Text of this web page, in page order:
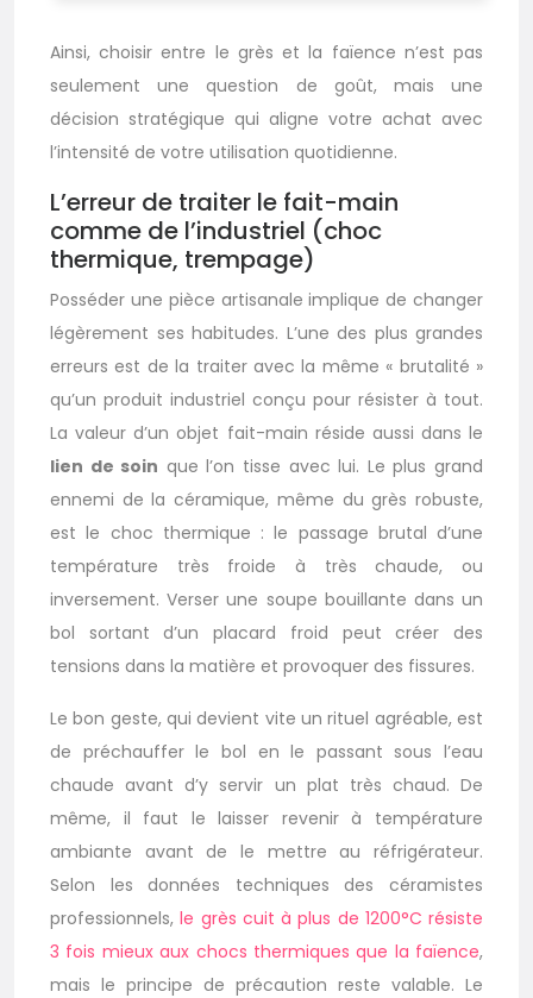
Ainsi, choisir entre le grès et la faïence n’est pas
seulement une question de goût, mais une
décision stratégique qui aligne votre achat avec
l’intensité de votre utilisation quotidienne.
L’erreur de traiter le fait-main
comme de l’industriel (choc
thermique, trempage)
Posséder une pièce artisanale implique de changer
légèrement ses habitudes. L’une des plus grandes
erreurs est de la traiter avec la même « brutalité »
qu’un produit industriel conçu pour résister à tout.
La valeur d’un objet fait-main réside aussi dans le
lien de soin que l’on tisse avec lui. Le plus grand
ennemi de la céramique, même du grès robuste,
est le choc thermique : le passage brutal d’une
température très froide à très chaude, ou
inversement. Verser une soupe bouillante dans un
bol sortant d’un placard froid peut créer des
tensions dans la matière et provoquer des fissures.
Le bon geste, qui devient vite un rituel agréable, est
de préchauffer le bol en le passant sous l’eau
chaude avant d’y servir un plat très chaud. De
même, il faut le laisser revenir à température
ambiante avant de le mettre au réfrigérateur.
Selon les données techniques des céramistes
professionnels,le grès cuit à plus de 1200°C résiste
3 fois mieux aux chocs thermiques que la faïence,
mais le principe de précaution reste valable. Le